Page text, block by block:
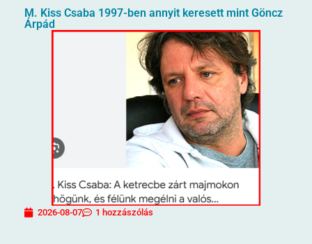
M. Kiss Csaba 1997-ben annyit keresett mint Göncz
Árpád
2026-08-07 1 hozzászólás